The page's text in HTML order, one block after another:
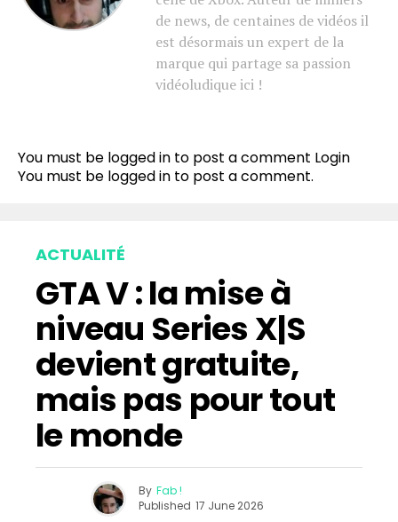
de news, de centaines de vidéos il
est désormais un expert de la
marque qui partage sa passion
vidéoludique ici !
You must be logged in to post a comment Login
You must be logged in to post a comment.
ACTUALITÉ
GTA V : la mise à
niveau Series X|S
devient gratuite,
mais pas pour tout
le monde
By Fab !
Published 17 June 2026